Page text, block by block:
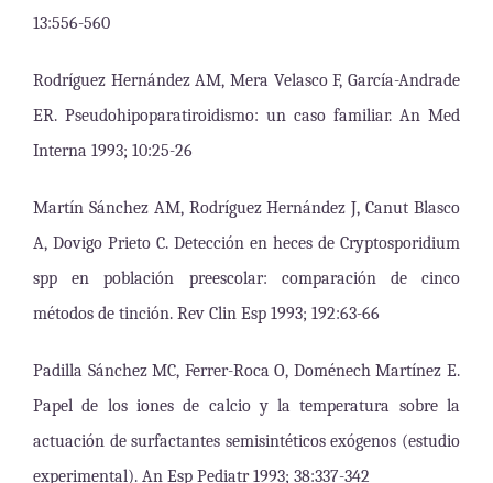
13:556-560
Rodríguez Hernández AM, Mera Velasco F, García-Andrade
ER. Pseudohipoparatiroidismo: un caso familiar. An Med
Interna 1993; 10:25-26
Martín Sánchez AM, Rodríguez Hernández J, Canut Blasco
A, Dovigo Prieto C. Detección en heces de Cryptosporidium
spp en población preescolar: comparación de cinco
métodos de tinción. Rev Clin Esp 1993; 192:63-66
Padilla Sánchez MC, Ferrer-Roca O, Doménech Martínez E.
Papel de los iones de calcio y la temperatura sobre la
actuación de surfactantes semisintéticos exógenos (estudio
experimental). An Esp Pediatr 1993; 38:337-342